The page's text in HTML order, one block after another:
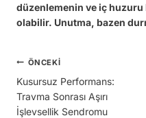
düzenlemenin ve iç huzuru
olabilir. Unutma, bazen
Yazı
gezinmesi
ÖNCEKI
Kusursuz Performans:
Travma Sonrası Aşırı
İşlevsellik Sendromu